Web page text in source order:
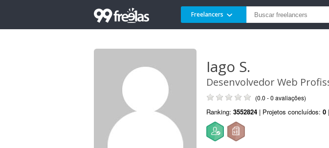
Freelancers
Iago S.
Desenvolvedor Web
(0.0 - 0 avaliações)
Ranking: 3552824 | Projetos concluídos: 0